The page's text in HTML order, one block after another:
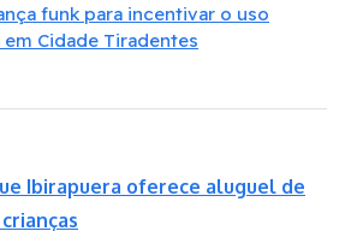
funk para incentivar o uso
Cidade Tiradentes
Ibirapuera oferece aluguel de